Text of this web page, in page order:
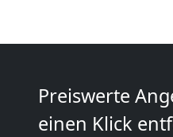
Preiswerte
einen Klick
Wolfsberg